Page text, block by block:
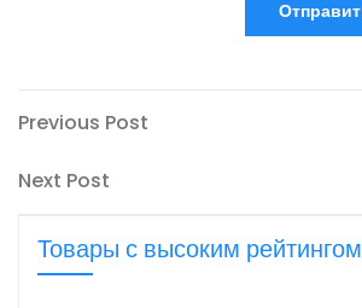
Навигация
по
Previous
Previous Post
Next
Next Post
Товары с высоким рейтингом